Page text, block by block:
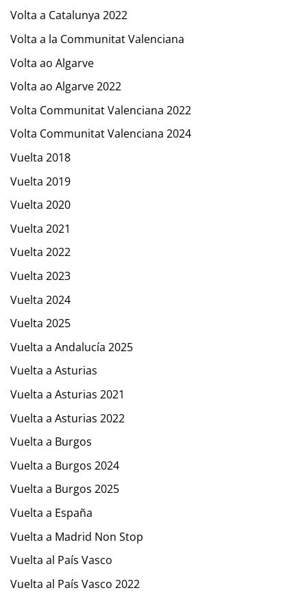
Volta a Catalunya 2022
Volta a la Communitat Valenciana
Volta ao Algarve
Volta ao Algarve 2022
Volta Communitat Valenciana 2022
Volta Communitat Valenciana 2024
Vuelta 2018
Vuelta 2019
Vuelta 2020
Vuelta 2021
Vuelta 2022
Vuelta 2023
Vuelta 2024
Vuelta 2025
Vuelta a Andalucía 2025
Vuelta a Asturias
Vuelta a Asturias 2021
Vuelta a Asturias 2022
Vuelta a Burgos
Vuelta a Burgos 2024
Vuelta a Burgos 2025
Vuelta a España
Vuelta a Madrid Non Stop
Vuelta al País Vasco
Vuelta al País Vasco 2022